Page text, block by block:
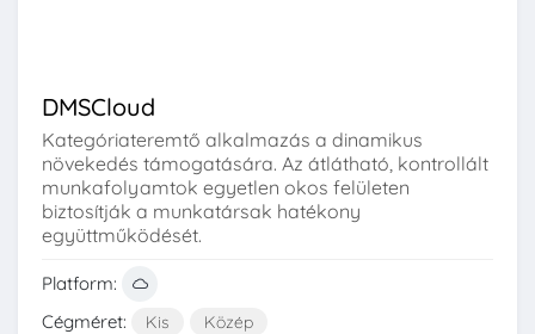
DMSCloud
Kategóriateremtő alkalmazás a dinamikus
növekedés támogatására. Az átlátható, kontrollált
munkafolyamtok egyetlen okos felületen
biztosítják a munkatársak hatékony
együttműködését.
Platform:
Cégméret:
Kis Közép